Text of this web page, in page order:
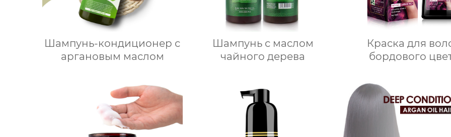
Шампунь-кондиционер с
аргановым маслом
Шампунь с маслом
чайного дерева
Краска для
бордового